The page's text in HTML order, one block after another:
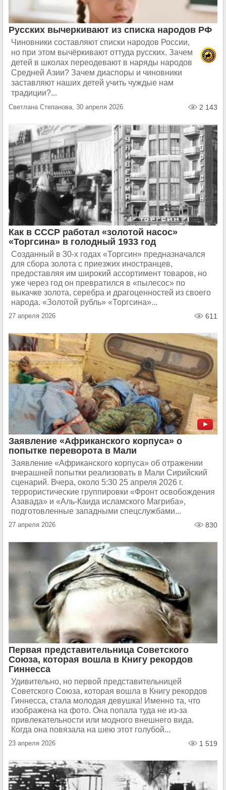
Русских вычеркивают из списка народов РФ
Чиновники составляют списки народов России,
но при этом вычёркивают оттуда русских. Зачем
детей в школах переодевают в наряды народов
Средней Азии? Зачем диаспоры и чиновники
заставляют наших детей учить чуждые нам
традиции?...
Светлана Степанова, 30 апреля 2026 2 143
Как в СССР работал «золотой насос»
«Торгсина» в голодный 1933 год
Созданный в 30-х годах «Торгсин» предназначался
для сбора золота с приезжих иностранцев,
предоставляя им широкий ассортимент товаров, но
уже через год он превратился в «пылесос» по
выкачке золота, серебра и драгоценностей из своего
народа. «Золотой рубль» «Торгсина»...
27 апреля 2026 611
Заявление «Африканского корпуса» о
попытке переворота в Мали
Заявление «Африканского корпуса» об отражении
вчерашней попытки реализовать в Мали Сирийский
сценарий. Вчера, около 5:30 25 апреля 2026 г.
террористические группировки «Фронт освобождения
Азавада» и «Аль-Каида исламского Магриба»,
подготовленные западными спецслужбами...
27 апреля 2026 830
Первая представительница Советского
Союза, которая вошла в Книгу рекордов
Гиннесса
Удивительно, но первой представительницей
Советского Союза, которая вошла в Книгу рекордов
Гиннесса, стала молодая девушка! Именно та, что
изображена на фото. Она попала туда не из-за
привлекательности или модного внешнего вида.
Когда она повязала на шею этот голубой...
23 апреля 2026 1 519